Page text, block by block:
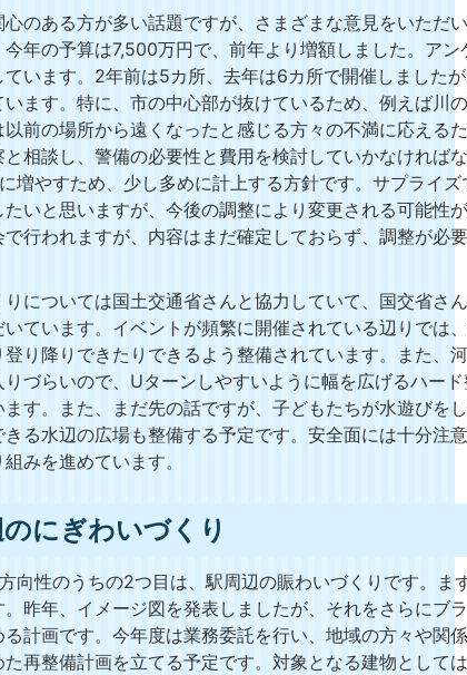
のある方が多い話題ですが、さまざまな意見をいただ
今年の予算は7,500万円で、前年より増額しました。ア
ています。2年前は5カ所、去年は6カ所で開催しました
ます。特に、市の中心部が抜けているため、例えば川
以前の場所から遠くなったと感じる方々の不満に応える
相談し、警備の必要性と費用を検討していかなければ
増やすため、少し多めに計上する方針です。サプライ
たいと思いますが、今後の調整により変更される可能性
で行われますが、内容はまだ確定しておらず、調整が必
については国土交通省さんと協力していて、国交省さ
ています。イベントが頻繁に開催されている辺りでは
登り降りできたりできるよう整備されています。また、
りづらいので、Uターンしやすいように幅を広げるハー
ます。また、まだ先の話ですが、子どもたちが水遊びを
る水辺の広場も整備する予定です。安全面には十分注
みを進めています。
にぎわいづくり
向性のうちの2つ目は、駅周辺の賑わいづくりです。ま
昨年、イメージ図を発表しましたが、それをさらにブ
計画です。今年度は業務委託を行い、地域の方々や関
た再整備計画を立てる予定です。対象となる建物として